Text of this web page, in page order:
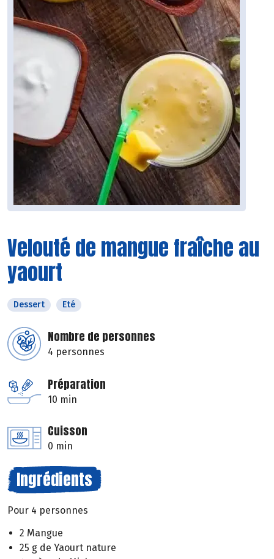
Velouté de mangue fraîche au
yaourt
Dessert Eté
Nombre de personnes
4 personnes
Préparation
10 min
Cuisson
0 min
Ingrédients
Pour 4 personnes
2 Mangue
25 g de Yaourt nature